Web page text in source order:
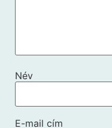
Név
E-mail cím